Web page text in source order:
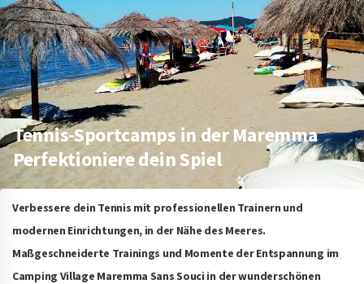
Tennis-Sportcamps in der Maremma
Perfektioniere dein Spiel
Verbessere dein Tennis mit professionellen Trainern und
modernen Einrichtungen, in der Nähe des Meeres.
Maßgeschneiderte Trainings und Momente der Entspannung im
Camping Village Maremma Sans Souci in der wunderschönen